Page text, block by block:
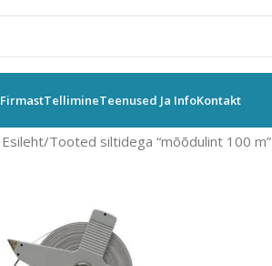
FirmastTellimineTeenused Ja InfoKontakt
Esileht Tooted siltidega “mõõdulint 100 m”